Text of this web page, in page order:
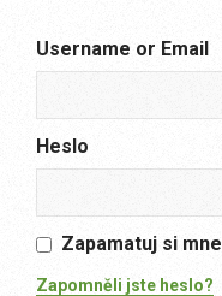
Username or Email
Heslo
Zapamatuj si mne
Zapomněli jste heslo?